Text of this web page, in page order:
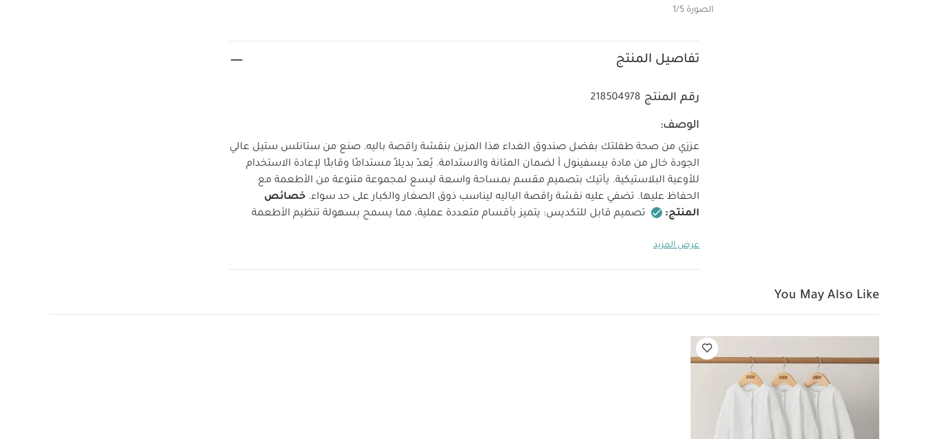
الصورة 1/5
تفاصيل المنتج
رقم المنتج 218504978
الوصف:
عززي من صحة طفلتك بفضل صندوق الغداء هذا المزين بنقشة راقصة باليه. صنع من ستانلس ستيل عالي
الجودة خالٍ من مادة بيسفينول أ لضمان المتانة والاستدامة. يُعدّ بديلاً مستدامًا وقابلًا لإعادة الاستخدام
للأوعية البلاستيكية. يأتيك بتصميم مقسم بمساحة واسعة ليسع لمجموعة متنوعة من الأطعمة مع
الحفاظ عليها. تضفي عليه نقشة راقصة الباليه ليناسب ذوق الصغار والكبار على حد سواء. خصائص
المنتج:
تصميم قابل للتكديس: يتميز بأقسام متعددة عملية، مما يسمح بسهولة تنظيم الأطعمة
متين: صنع من ستانلس ستيل عالي الجودة وخالي من مادة بيسفينول أ، صمم لتحمل الاستخدام اليومي
وقابل لإعادة الاستخدام: خيار مستدام رائع، يساعد على تقليل الحاجة إلى البلاستيك. أحادي الاستخدام، مما
بسهولة الحمل، حيث يمكن وضعه بسهولة في حقائب الظهر، حقائب الغداء، أو الثلاجات.
التنظيف: صنع من ستانلس ستيل، آمن للوضع في غسالة الأطباق لتنظيف سهل.
عرض المزيد
You May Also Like